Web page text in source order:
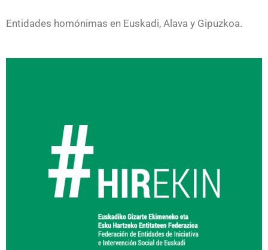
Entidades homónimas en Euskadi, Alava y Gipuzkoa.